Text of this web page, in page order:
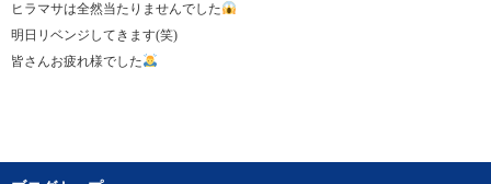
ヒラマサは全然当たりませんでした
明日リベンジしてきます(笑)
皆さんお疲れ様でした